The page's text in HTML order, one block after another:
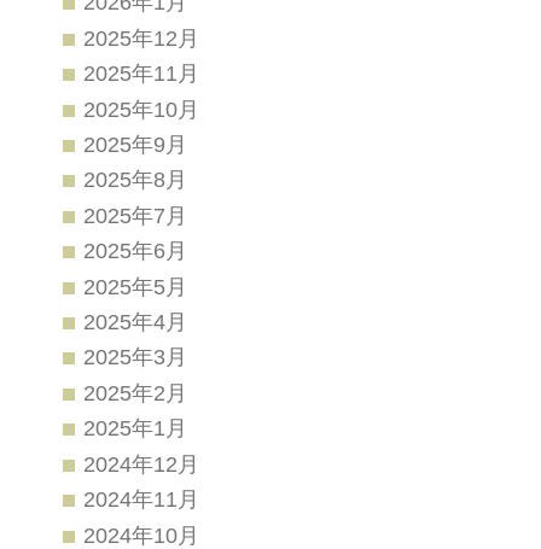
2025年12月
2025年11月
2025年10月
2025年9月
2025年8月
2025年7月
2025年6月
2025年5月
2025年4月
2025年3月
2025年2月
2025年1月
2024年12月
2024年11月
2024年10月